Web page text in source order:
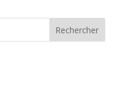
Rechercher